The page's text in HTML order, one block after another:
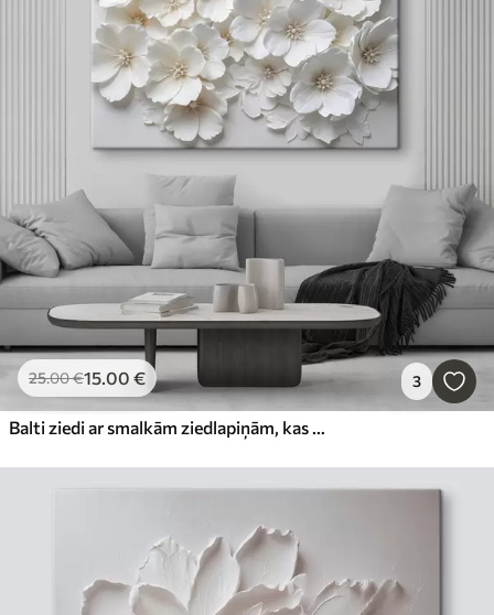
25.00€15.00 € 3
Balti ziedi ar smalkām ziedlapiņām, kas sakārtotas skaistā ziedu rakstā uz gaiša fona